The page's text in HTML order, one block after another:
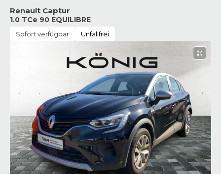
Renault Captur
1.0 TCe 90 EQUILIBRE
Sofort verfügbar Unfallfrei